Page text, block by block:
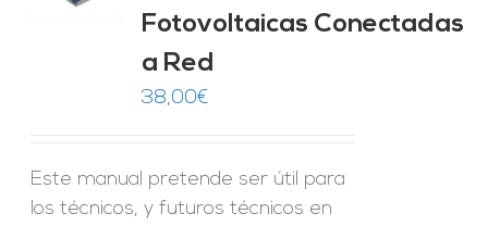
Fotovoltaicas Conectadas
a Red
38,00€
Este manual pretende ser útil para
los técnicos, y futuros técnicos en